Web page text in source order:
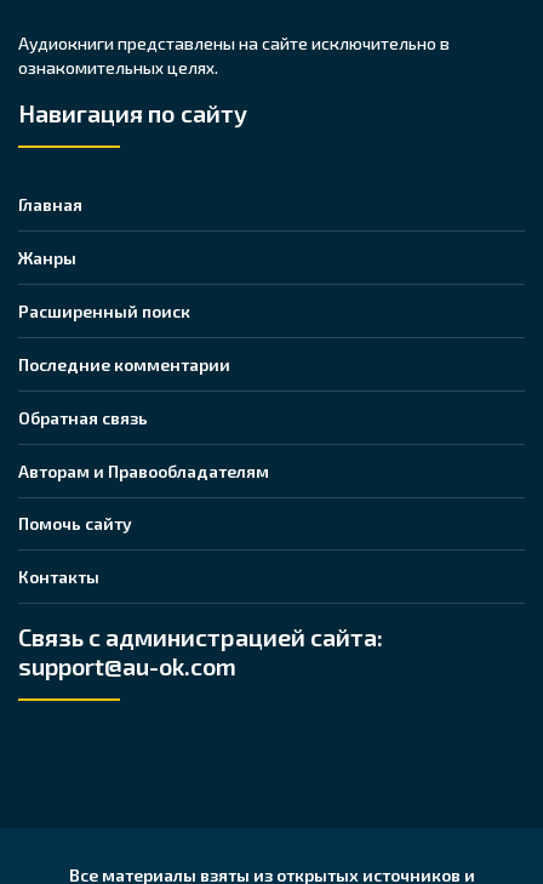
Аудиокниги представлены на сайте исключительно в
ознакомительных целях.
Навигация по сайту
Главная
Жанры
Расширенный поиск
Последние комментарии
Обратная связь
Авторам и Правообладателям
Помочь сайту
Контакты
Связь с администрацией сайта:
support@au-ok.com
Все материалы взяты из открытых источников и